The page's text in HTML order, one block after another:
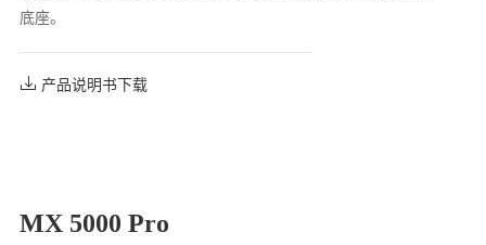
底座。
产品说明书下载
MX 5000 Pro